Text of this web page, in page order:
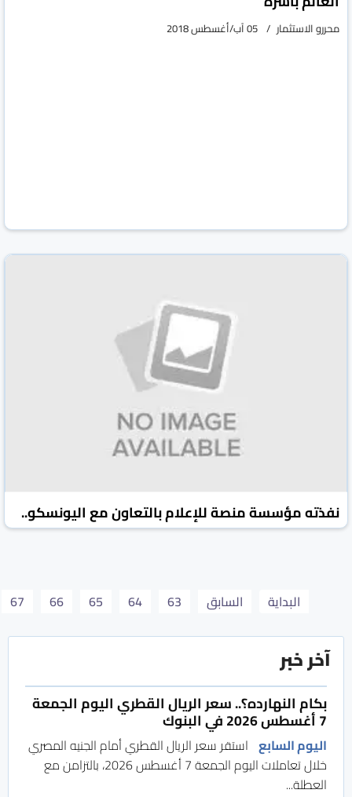
محررو الاستثمار 05 آب/أغسطس 2018
نفذته مؤسسة منصة للإعلام بالتعاون مع اليونسكو..
عدن: انعقاد اللقاء التشاوري الثاني لمواجهة خطاب
البداية السابق 63
64
65
66
67
آخر خبر
بكام النهارده؟.. سعر الريال القطري اليوم الجمعة
7 أغسطس 2026 في البنوك
اليوم السابع استقر سعر الريال القطري أمام الجنيه المصري
خلال تعاملات اليوم الجمعة 7 أغسطس 2026، بالتزامن مع
العطلة...